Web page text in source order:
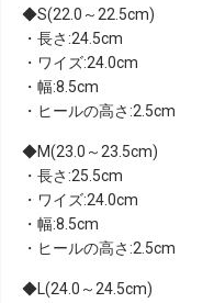
S(22.0～22.5cm)
・長さ:24.5cm
・ワイズ:24.0cm
・幅:8.5cm
・ヒールの高さ:2.5cm
M(23.0～23.5cm)
・長さ:25.5cm
・ワイズ:24.0cm
・幅:8.5cm
・ヒールの高さ:2.5cm
L(24.0～24.5cm)